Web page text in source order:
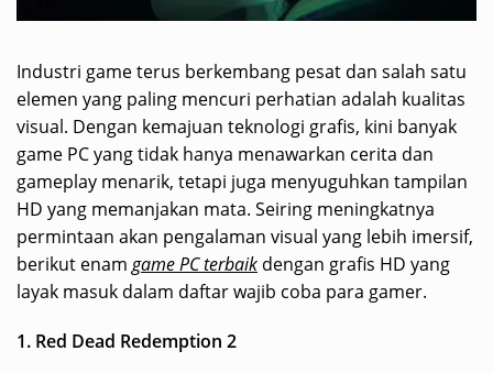
Industri game terus berkembang pesat dan salah satu
elemen yang paling mencuri perhatian adalah kualitas
visual. Dengan kemajuan teknologi grafis, kini banyak
game PC yang tidak hanya menawarkan cerita dan
gameplay menarik, tetapi juga menyuguhkan tampilan
HD yang memanjakan mata. Seiring meningkatnya
permintaan akan pengalaman visual yang lebih imersif,
berikut enam game PC terbaik dengan grafis HD yang
layak masuk dalam daftar wajib coba para gamer.
1. Red Dead Redemption 2